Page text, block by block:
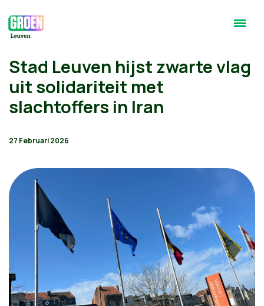
Stad Leuven hijst zwarte vlag
uit solidariteit met
slachtoffers in Iran
27 Februari 2026